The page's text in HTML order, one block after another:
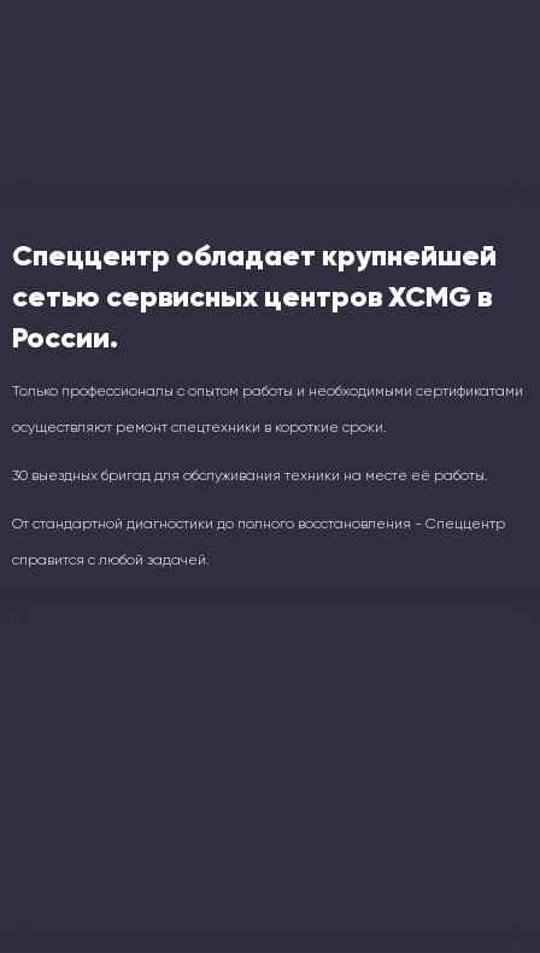
Спеццентр обладает крупнейшей
сетью сервисных центров XCMG в
России.
Только профессионалы с опытом работы и необходимыми сертификатами
осуществляют ремонт спецтехники в короткие сроки.
30 выездных бригад для обслуживания техники на месте её работы.
От стандартной диагностики до полного восстановления - Спеццентр
справится с любой задачей.